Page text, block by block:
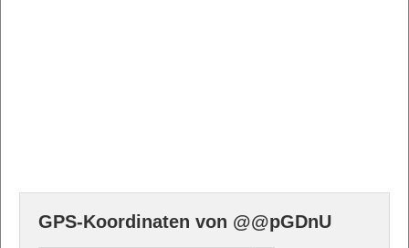
GPS-Koordinaten von @@pGDnU